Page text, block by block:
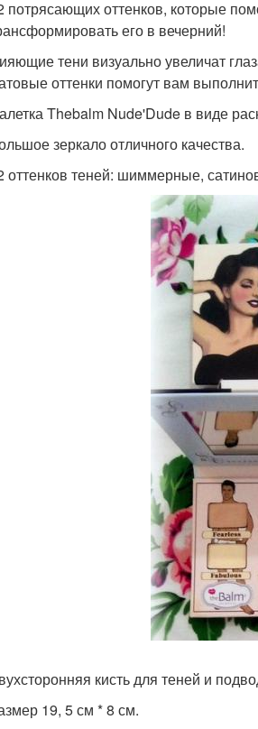
потрясающих оттенков, которые
его в вечерний!
тени визуально увеличат
оттенки помогут вам
Thebalm Nude'Dude в виде
зеркало отличного качества.
оттенков теней: шиммерные,
кисть для теней и
19, 5 см * 8 см.